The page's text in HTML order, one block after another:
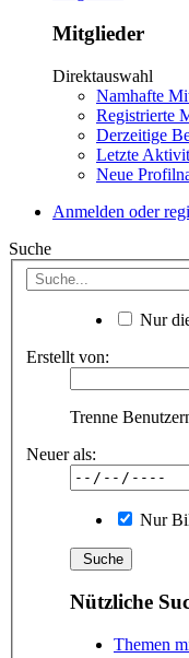
Mitglieder
Direktauswahl
Namhafte
Registrierte
Derzeitige
Letzte
Neue
Anmelden oder
Suche
Nur
Erstellt von:
Trenne
Neuer als:
Nur
Nützliche
Themen